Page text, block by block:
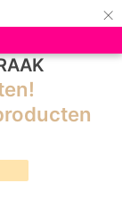
×
Dit
product
meerdere
Deze
optie